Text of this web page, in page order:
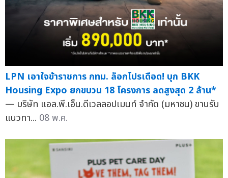
LPN เอาใจข้าราชการ กทม. ล็อกโปรเดือด! บุก BKK
Housing Expo ยกขบวน 18 โครงการ ลดสูงสุด 2 ล้าน*
— บริษัท แอล.พี.เอ็น.ดีเวลลอปเมนท์ จำกัด (มหาชน) ขานรับ
แนวทา... 08 พ.ค.